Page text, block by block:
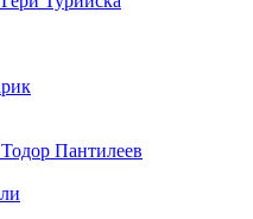
Пантилеев